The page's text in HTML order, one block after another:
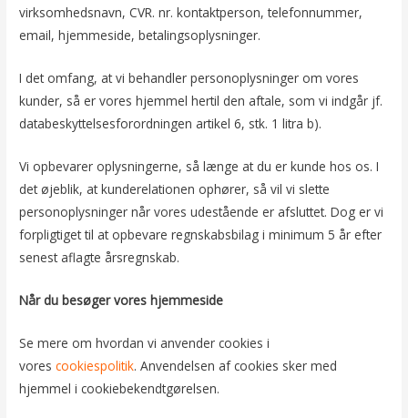
virksomhedsnavn, CVR. nr. kontaktperson, telefonnummer,
email, hjemmeside, betalingsoplysninger.
I det omfang, at vi behandler personoplysninger om vores
kunder, så er vores hjemmel hertil den aftale, som vi indgår jf.
databeskyttelsesforordningen artikel 6, stk. 1 litra b).
Vi opbevarer oplysningerne, så længe at du er kunde hos os. I
det øjeblik, at kunderelationen ophører, så vil vi slette
personoplysninger når vores udestående er afsluttet. Dog er vi
forpligtiget til at opbevare regnskabsbilag i minimum 5 år efter
senest aflagte årsregnskab.
Når du besøger vores hjemmeside
Se mere om hvordan vi anvender cookies i
vorescookiespolitik. Anvendelsen af cookies sker med
hjemmel i cookiebekendtgørelsen.